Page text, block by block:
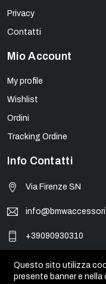
Privacy
Contatti
Mio Account
My profile
Wishlist
Ordini
Tracking Ordine
Info Contatti
Via Firenze SN
+39090930310
© BMW Accessori -
Questo sito utilizza
presente banner e